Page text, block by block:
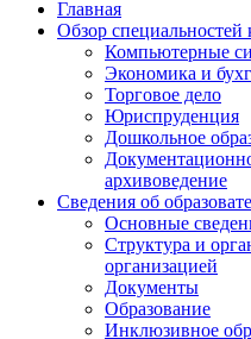
Главная
Обзор специальностей
Компьютерные
Экономика и
Торговое дело
Юриспруденция
Дошкольное
архивоведение
Сведения об
Основные
Структура и
организацией
Документы
Образование
Инклюзивное